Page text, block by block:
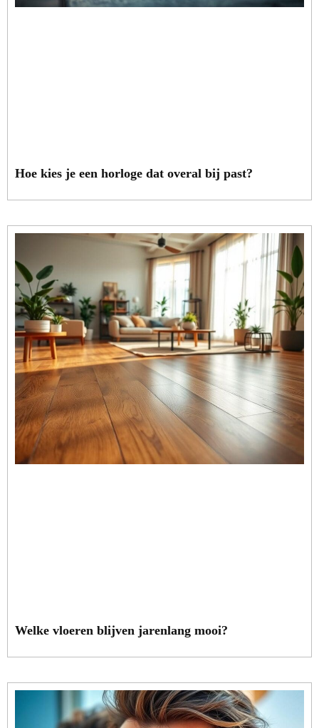
Hoe kies je een horloge dat overal bij past?
Welke vloeren blijven jarenlang mooi?